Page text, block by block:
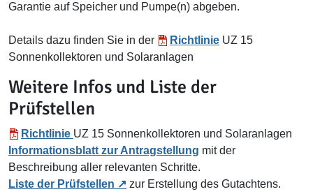
Garantie auf Speicher und Pumpe(n) abgeben.
Details dazu finden Sie in der Richtlinie UZ 15
Sonnenkollektoren und Solaranlagen
Weitere Infos und Liste der
Prüfstellen
Richtlinie UZ 15 Sonnenkollektoren und Solaranlagen
Informationsblatt zur Antragstellung mit der
Beschreibung aller relevanten Schritte.
Liste der Prüfstellen
zur Erstellung des Gutachtens.